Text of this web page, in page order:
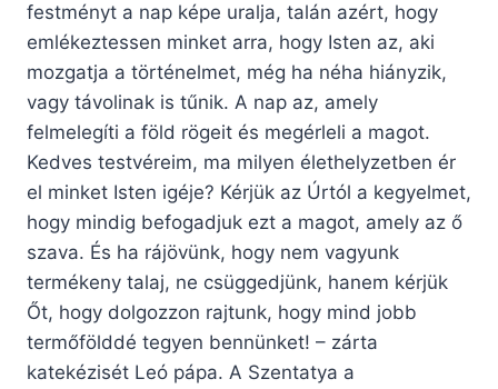
festményt a nap képe uralja, talán azért, hogy
emlékeztessen minket arra, hogy Isten az, aki
mozgatja a történelmet, még ha néha hiányzik,
vagy távolinak is tűnik. A nap az, amely
felmelegíti a föld rögeit és megérleli a magot.
Kedves testvéreim, ma milyen élethelyzetben ér
el minket Isten igéje? Kérjük az Úrtól a kegyelmet,
hogy mindig befogadjuk ezt a magot, amely az ő
szava. És ha rájövünk, hogy nem vagyunk
termékeny talaj, ne csüggedjünk, hanem kérjük
Őt, hogy dolgozzon rajtunk, hogy mind jobb
termőfölddé tegyen bennünket! – zárta
katekézisét Leó pápa. A Szentatya a